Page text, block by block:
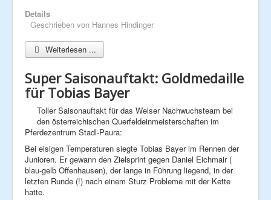
Details
Geschrieben von Hannes Hindinger
Weiterlesen ...
Super Saisonauftakt: Goldmedaille
für Tobias Bayer
Toller Saisonauftakt für das Welser Nachwuchsteam bei
den österreichischen Querfeldeinmeisterschaften im
Pferdezentrum Stadl-Paura:
Bei eisigen Temperaturen siegte Tobias Bayer im Rennen der
Junioren. Er gewann den Zielsprint gegen Daniel Eichmair (
blau-gelb Offenhausen), der lange in Führung liegend, in der
letzten Runde (!) nach einem Sturz Probleme mit der Kette
hatte.